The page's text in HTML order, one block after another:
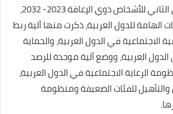
إطار تنفيذ العقد العربي الثاني للأشخاص ذوي الإعاقة 2023- 2032،
الهامة للدول العربية، ذكرت منها آلية ربط
الاجتماعية في الدول العربية، والحماية
العربية، ووضع آلية موحدة للرصد
الرعاية الاجتماعية في الدول العربية،
للفئات الضعيفة ومنظومة